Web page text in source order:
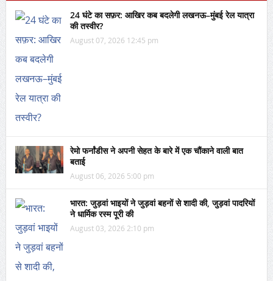
24 घंटे का सफ़र: आखिर कब बदलेगी लखनऊ–मुंबई रेल यात्रा
की तस्वीर?
August 07, 2026 12:45 pm
रेमो फर्नांडीस ने अपनी सेहत के बारे में एक चौंकाने वाली बात
बताई
August 06, 2026 5:00 pm
भारत: जुड़वां भाइयों ने जुड़वां बहनों से शादी की, जुड़वां पादरियों
ने धार्मिक रस्म पूरी की
August 03, 2026 2:10 pm